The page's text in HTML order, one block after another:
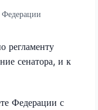
регламенту
сенатора, и к
Федерации с